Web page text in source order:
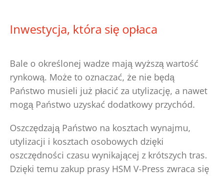
Inwestycja, która się opłaca
Bale o określonej wadze mają wyższą wartość
rynkową. Może to oznaczać, że nie będą
Państwo musieli już płacić za utylizację, a nawet
mogą Państwo uzyskać dodatkowy przychód.
Oszczędzają Państwo na kosztach wynajmu,
utylizacji i kosztach osobowych dzięki
oszczędności czasu wynikającej z krótszych tras.
Dzięki temu zakup prasy HSM V-Press zwraca się